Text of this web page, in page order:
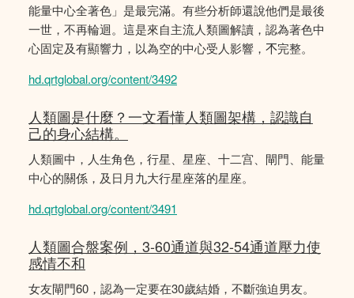
能量中心全著色」是最完滿。有些分析師還說他們是最後
一世，不再輪迴。這是來自主流人類圖解讀，認為著色中
心固定及有顯響力，以為空的中心受人影響，𣎴完整。
hd.qrtglobal.org/content/3492
人類圖是什麼？一文看懂人類圖架構，認識自
己的身心結構。
人類圖中，人生角色，行星、星座、十二宫、閘門、能量
中心的關係，及日月九大行星座落的星座。
hd.qrtglobal.org/content/3491
人類圖合盤案例，3-60通道與32-54通道壓力使
感情不和
女友閘門60，認為一定要在30歲結婚，不斷強迫男友。